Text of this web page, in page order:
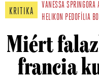
KRITIKA
VANESSA SPRINGORA
HELIKON PEDOFÍLIA
Miért
francia